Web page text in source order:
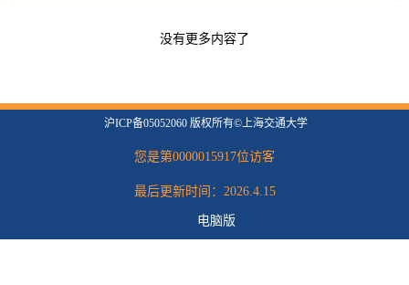
没有更多内容了
沪ICP备05052060 版权所有©上海交通大学
您是第0000015917位访客
最后更新时间： 2026.4.15
电脑版